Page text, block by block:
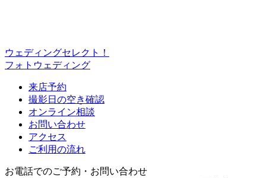
ウェディングセレクト！
フォトウェディング
来店予約
撮影日の空き確認
オンライン相談
お問い合わせ
アクセス
ご利用の流れ
お電話でのご予約・お問い合わせ